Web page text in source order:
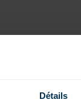
Détails